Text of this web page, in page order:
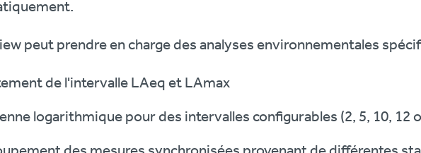
peut prendre en charge des analyses environnementales
de l'intervalle LAeq et LAmax
logarithmique pour des intervalles configurables (2, 5, 10, 12